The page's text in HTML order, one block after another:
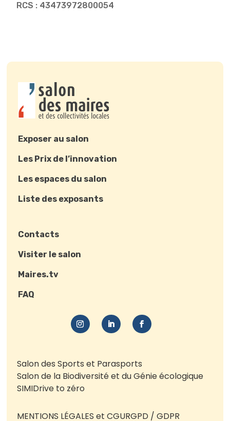
RCS : 43473972800054
Exposer au salon
Les Prix de l’innovation
Les espaces du salon
Liste des exposants
Contacts
Visiter le salon
Maires.tv
FAQ
Salon des Sports et Parasports
Salon de la Biodiversité et du Génie écologique
SIMIDrive to zéro
MENTIONS LÉGALES et CGURGPD / GDPR